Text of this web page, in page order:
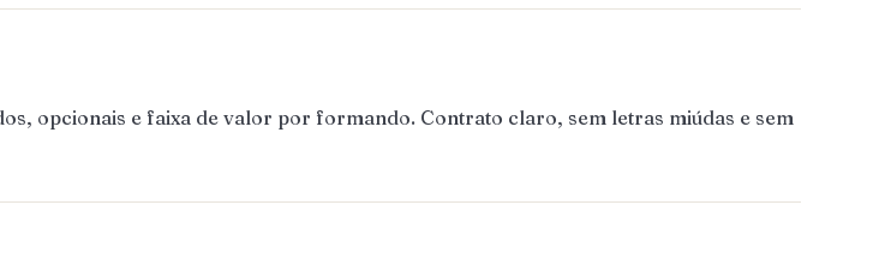
opcionais e faixa de valor por formando. Contrato claro, sem letras miúdas e sem